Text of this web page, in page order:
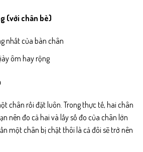
(với chân bè)
nhất của bàn chân
ôm hay rộng
chân rồi đặt luôn. Trong thực tế, hai chân
nên đo cả hai và lấy số đo của chân lớn
một chân bị chật thôi là cả đôi sẽ trở nên